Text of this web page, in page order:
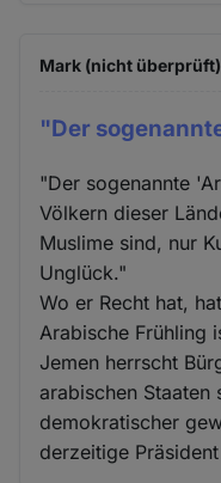
Mark (nicht überprüft)
"Der
"Der sogenannte
Völkern dieser
Muslime sind, nur
Unglück."
Wo er Recht hat,
Arabische Frühling
Jemen herrscht
arabischen Staaten
demokratischer
derzeitige